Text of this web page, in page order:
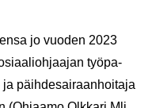
jo vuo­den 2023
työ­pa­
päih­de­sai­raan­hoi­ta­ja